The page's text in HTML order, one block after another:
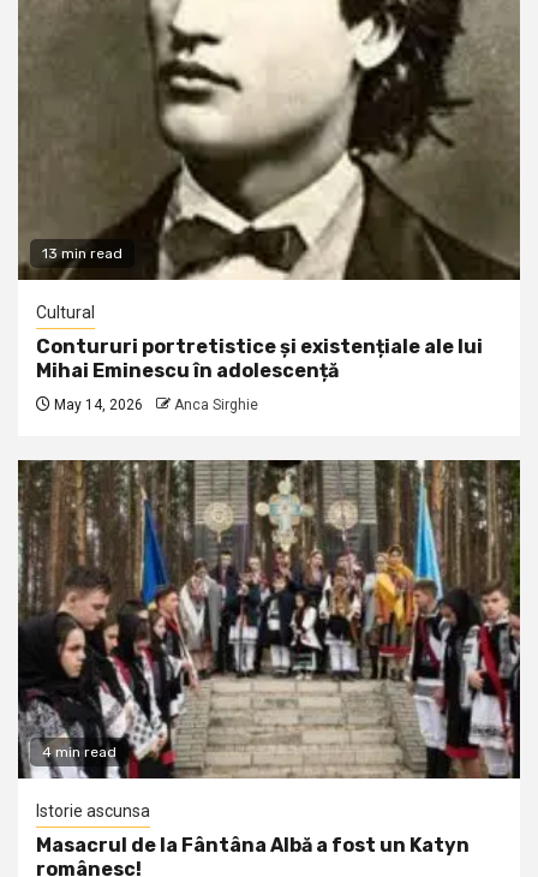
13 min read
Cultural
Contururi portretistice și existențiale ale lui
Mihai Eminescu în adolescență
May 14, 2026 Anca Sirghie
4 min read
Istorie ascunsa
Masacrul de la Fântâna Albă a fost un Katyn
românesc!